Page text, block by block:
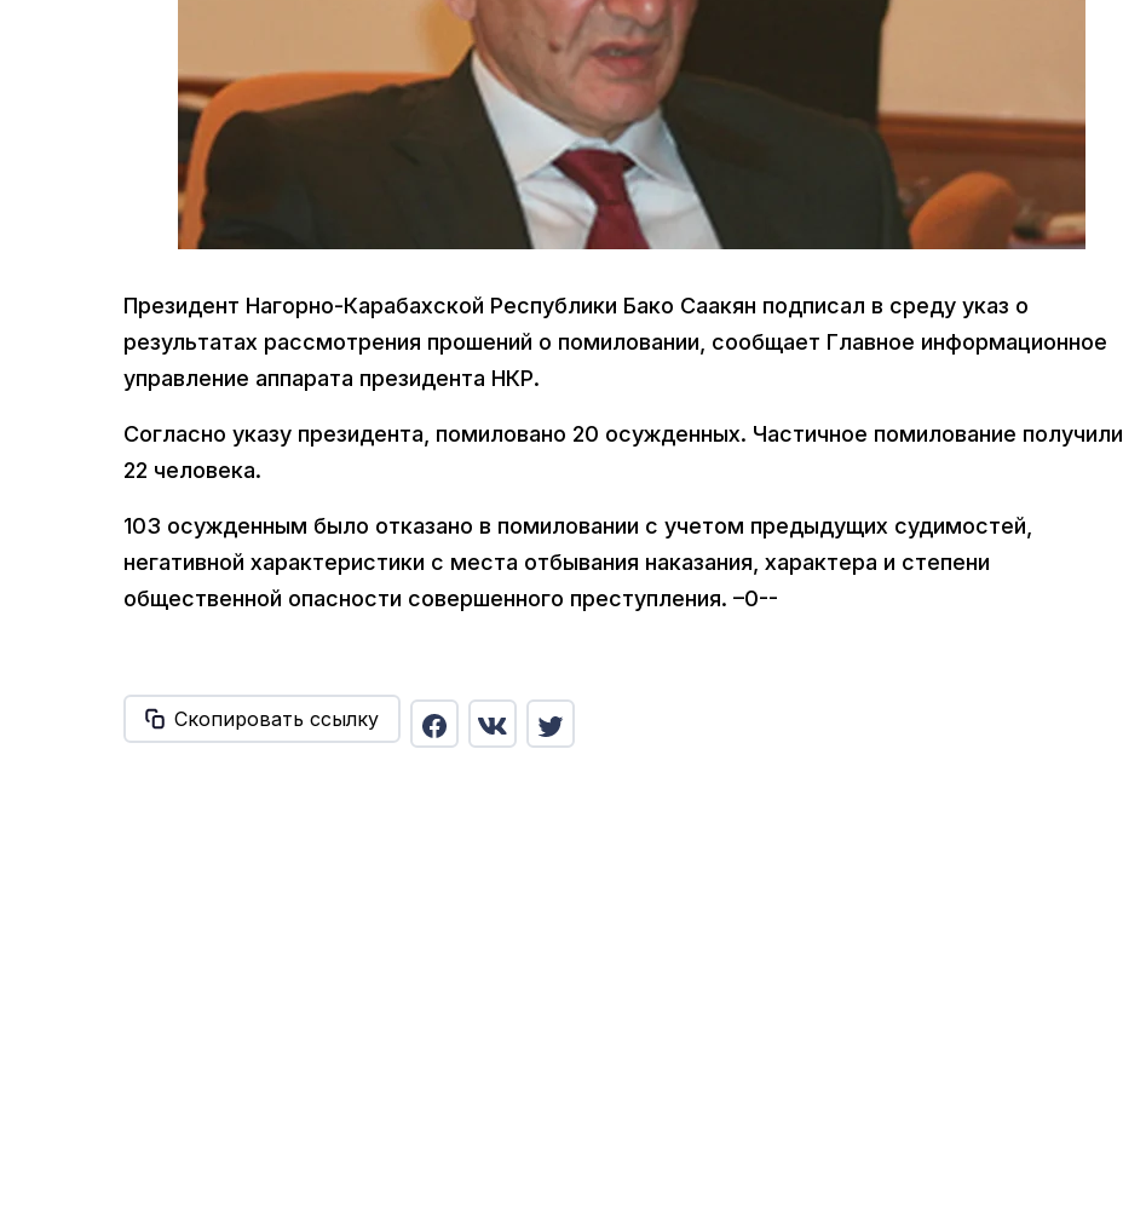
Президент Нагорно-Карабахской Республики Бако Саакян подписал в среду указ о
результатах рассмотрения прошений о помиловании, сообщает Главное информационное
управление аппарата президента НКР.
Согласно указу президента, помиловано 20 осужденных. Частичное помилование получили
22 человекa.
103 осужденным было отказано в помиловании с учетом предыдущих судимостей,
негативной характеристики с места отбывания наказания, характера и степени
общественной опасности совершенного преступления. –0--
Скопировать ссылку